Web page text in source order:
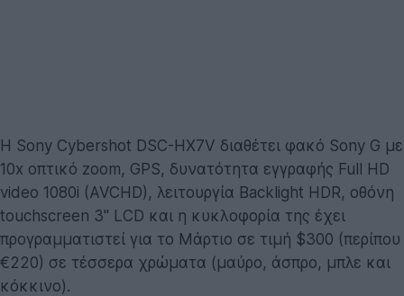
Η Sony Cybershot DSC-HX7V διαθέτει φακό Sony G με
10x οπτικό zoom, GPS, δυνατότητα εγγραφής Full HD
video 1080i (AVCHD), λειτουργία Backlight HDR, οθόνη
touchscreen 3'' LCD και η κυκλοφορία της έχει
προγραμματιστεί για το Μάρτιο σε τιμή $300 (περίπου
€220) σε τέσσερα χρώματα (μαύρο, άσπρο, μπλε και
κόκκινο).